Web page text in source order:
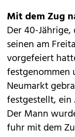
Mit dem Zug
Der 40-
seinen am
vorgefeiert
festgenommen
Neumarkt
festgestellt, ein
Der Mann
fuhr mit dem